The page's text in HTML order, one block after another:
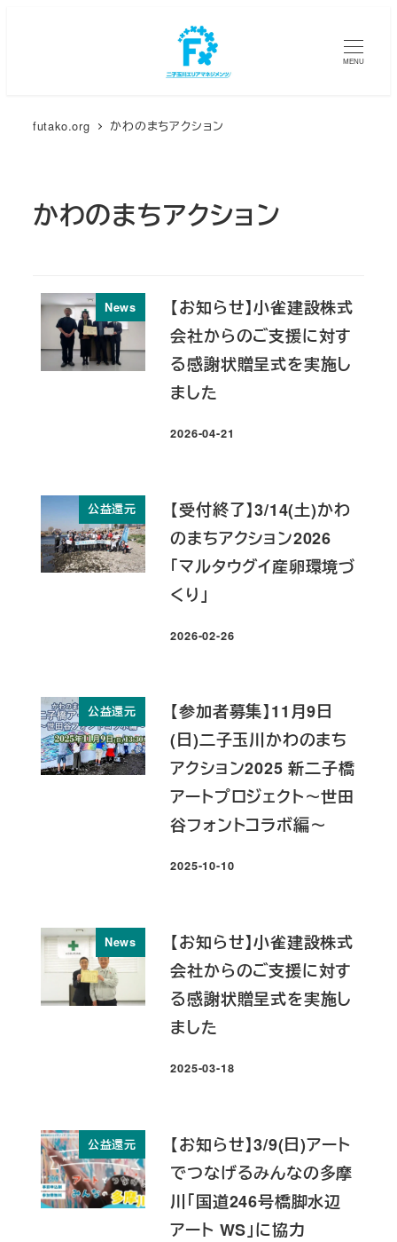
MENU
futako.org かわのまちアクション
かわのまちアクション
News
【お知らせ】小雀建設株式
会社からのご支援に対す
る感謝状贈呈式を実施し
ました
投稿日
2026-04-21
公益還元
【受付終了】3/14(土)かわ
のまちアクション2026
「マルタウグイ産卵環境づ
くり」
投稿日
2026-02-26
公益還元
【参加者募集】11月9日
(日)二子玉川かわのまち
アクション2025 新二子橋
アートプロジェクト～世田
谷フォントコラボ編～
投稿日
2025-10-10
News
【お知らせ】小雀建設株式
会社からのご支援に対す
る感謝状贈呈式を実施し
ました
投稿日
2025-03-18
公益還元
【お知らせ】3/9(日)アート
でつなげるみんなの多摩
川「国道246号橋脚水辺
アート WS」に協力